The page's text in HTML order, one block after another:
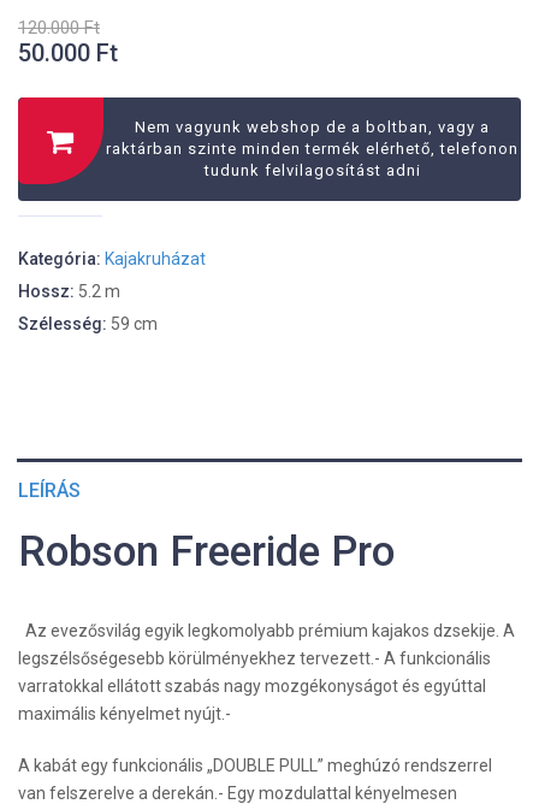
120.000Ft
Eredeti
ára:
120.000 Ft.
50.000 Ft
50.000 Ft.
Nem vagyunk webshop de a boltban, vagy a
raktárban szinte minden termék elérhető, telefonon
tudunk felvilagosítást adni
Kategória: Kajakruházat
Hossz: 5.2 m
Szélesség: 59 cm
LEÍRÁS
Robson Freeride Pro
Az evezősvilág egyik legkomolyabb prémium kajakos dzsekije. A
legszélsőségesebb körülményekhez tervezett.- A funkcionális
varratokkal ellátott szabás nagy mozgékonyságot és egyúttal
maximális kényelmet nyújt.-
A kabát egy funkcionális „DOUBLE PULL” meghúzó rendszerrel
van felszerelve a derekán.- Egy mozdulattal kényelmesen